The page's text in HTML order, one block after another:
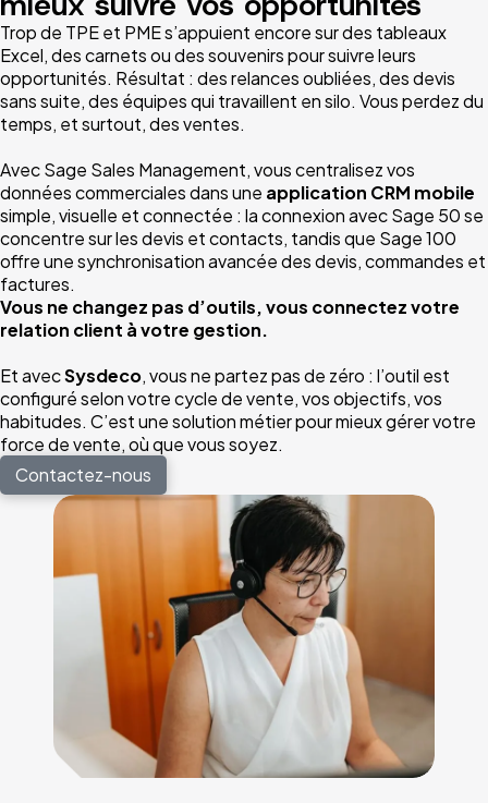
Trop de TPE et PME s’appuient encore sur des tableaux
Excel, des carnets ou des souvenirs pour suivre leurs
opportunités. Résultat : des relances oubliées, des devis
sans suite, des équipes qui travaillent en silo. Vous perdez du
temps, et surtout, des ventes.
Avec Sage Sales Management, vous centralisez vos
données commerciales dans une application CRM mobile
simple, visuelle et connectée : la connexion avec Sage 50 se
concentre sur les devis et contacts, tandis que Sage 100
offre une synchronisation avancée des devis, commandes et
factures.
Vous ne changez pas d’outils, vous connectez votre
relation client à votre gestion.
Et avecSysdeco, vous ne partez pas de zéro : l’outil est
configuré selon votre cycle de vente, vos objectifs, vos
habitudes. C’est une solution métier pour mieux gérer votre
force de vente, où que vous soyez.
Contactez-nous